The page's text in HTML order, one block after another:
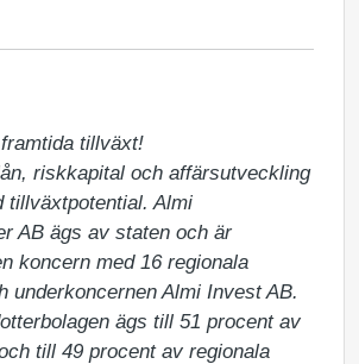
tillväxt!
riskkapital och affärsutveckling
tillväxtpotential. Almi
AB ägs av staten och är
koncern med 16 regionala
underkoncernen Almi Invest AB.
ägs till 51 procent av
till 49 procent av regionala